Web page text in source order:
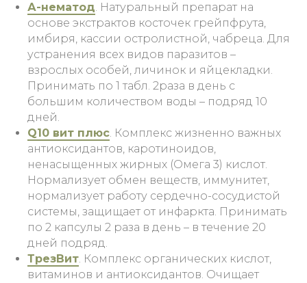
А-нематод. Натуральный препарат на
основе экстрактов косточек грейпфрута,
имбиря, кассии остролистной, чабреца. Для
устранения всех видов паразитов –
взрослых особей, личинок и яйцекладки.
Принимать по 1 табл. 2раза в день с
большим количеством воды – подряд 10
дней.
Q10 вит плюс. Комплекс жизненно важных
антиоксидантов, каротиноидов,
ненасыщенных жирных (Омега 3) кислот.
Нормализует обмен веществ, иммунитет,
нормализует работу сердечно-сосудистой
системы, защищает от инфаркта. Принимать
по 2 капсулы 2 раза в день – в течение 20
дней подряд.
ТрезВит. Комплекс органических кислот,
витаминов и антиоксидантов. Очищает